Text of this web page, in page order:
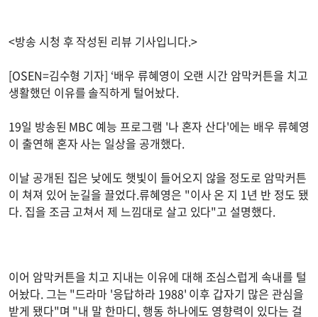
<방송 시청 후 작성된 리뷰 기사입니다.>
[OSEN=김수형 기자] ‘배우 류혜영이 오랜 시간 암막커튼을 치고
생활했던 이유를 솔직하게 털어놨다.
19일 방송된 MBC 예능 프로그램 '나 혼자 산다'에는 배우 류혜영
이 출연해 혼자 사는 일상을 공개했다.
이날 공개된 집은 낮에도 햇빛이 들어오지 않을 정도로 암막커튼
이 쳐져 있어 눈길을 끌었다.류혜영은 "이사 온 지 1년 반 정도 됐
다. 집을 조금 고쳐서 제 느낌대로 살고 있다"고 설명했다.
이어 암막커튼을 치고 지내는 이유에 대해 조심스럽게 속내를 털
어놨다. 그는 "드라마 '응답하라 1988' 이후 갑자기 많은 관심을
받게 됐다"며 "내 말 한마디, 행동 하나에도 영향력이 있다는 걸